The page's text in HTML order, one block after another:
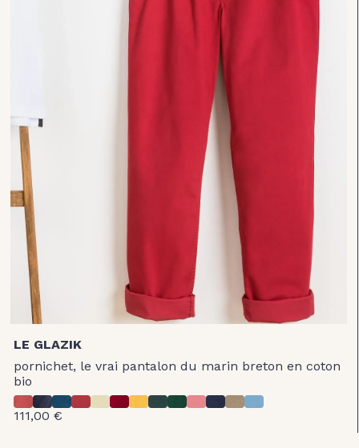
LE GLAZIK
pornichet, le vrai pantalon du marin breton en coton
bio
111,00 €